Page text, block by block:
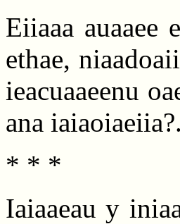
Eiiaaa auaaee
ethae,
ieacuaaeenu
ana
* * *
Iaiaaeau y